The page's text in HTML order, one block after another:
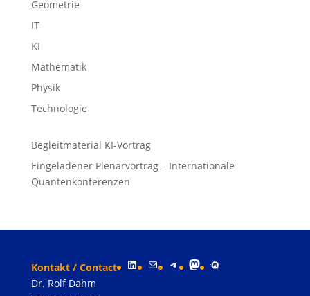
Geometrie
IT
KI
Mathematik
Physik
Technologie
Begleitmaterial KI-Vortrag
Eingeladener Plenarvortrag – Internationale
Quantenkonferenzen
Kontakt / Contact
Dr. Rolf Dahm
LinkedIn
E-Mail Telegram
Mastodon
Meetup